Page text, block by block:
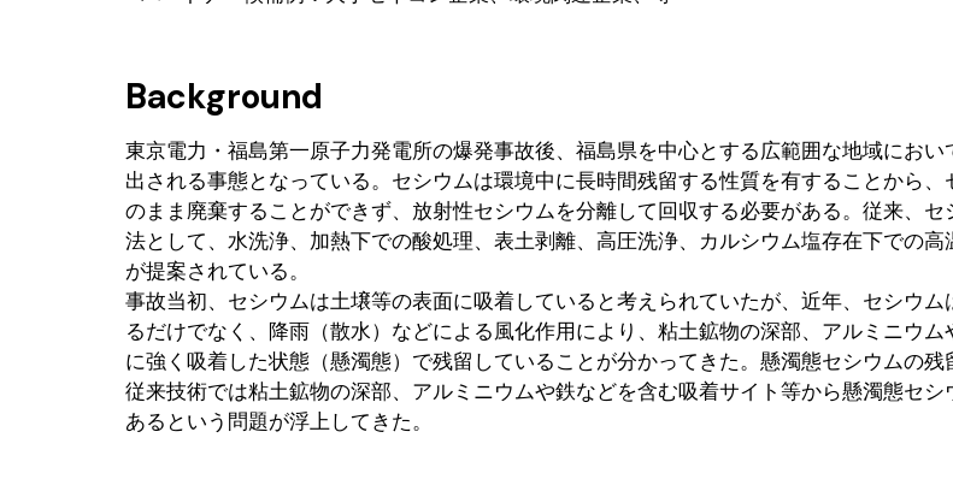
Background
東京電力・福島第一原子力発電所の爆発事故後、福島県を中心とする広範囲な地域にお
出される事態となっている。セシウムは環境中に長時間残留する性質を有することから
のまま廃棄することができず、放射性セシウムを分離して回収する必要がある。従来、
法として、水洗浄、加熱下での酸処理、表土剥離、高圧洗浄、カルシウム塩存在下での
が提案されている。
事故当初、セシウムは土壌等の表面に吸着していると考えられていたが、近年、セシウ
るだけでなく、降雨（散水）などによる風化作用により、粘土鉱物の深部、アルミニウ
に強く吸着した状態（懸濁態）で残留していることが分かってきた。懸濁態セシウムの残
従来技術では粘土鉱物の深部、アルミニウムや鉄などを含む吸着サイト等から懸濁態セ
あるという問題が浮上してきた。